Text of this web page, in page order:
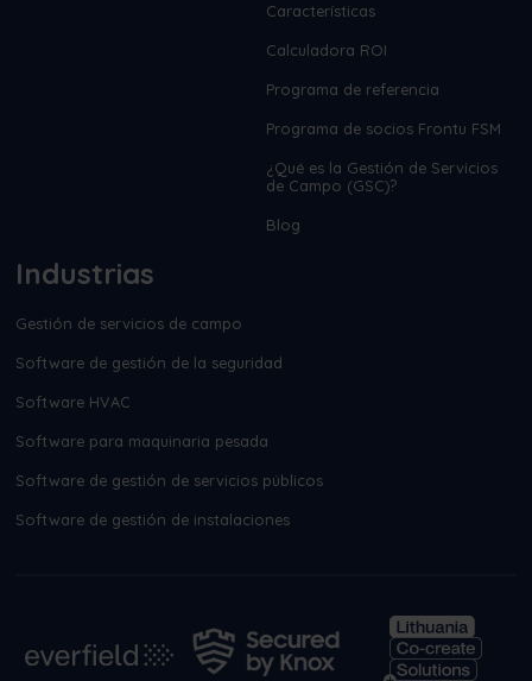
Características
Calculadora ROI
Programa de referencia
Programa de socios Frontu FSM
¿Qué es la Gestión de Servicios
de Campo (GSC)?
Blog
Industrias
Gestión de servicios de campo
Software de gestión de la seguridad
Software HVAC
Software para maquinaria pesada
Software de gestión de servicios públicos
Software de gestión de instalaciones